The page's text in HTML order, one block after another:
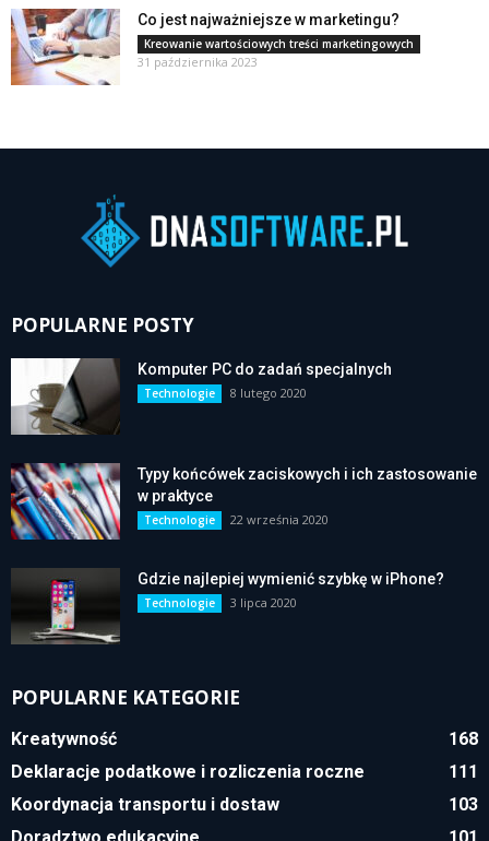
Co jest najważniejsze w marketingu?
Kreowanie wartościowych treści marketingowych
31 października 2023
POPULARNE POSTY
Komputer PC do zadań specjalnych
Technologie 8 lutego 2020
Typy końcówek zaciskowych i ich zastosowanie
w praktyce
Technologie 22 września 2020
Gdzie najlepiej wymienić szybkę w iPhone?
Technologie 3 lipca 2020
POPULARNE KATEGORIE
Kreatywność
168
Deklaracje podatkowe i rozliczenia roczne
111
Koordynacja transportu i dostaw
103